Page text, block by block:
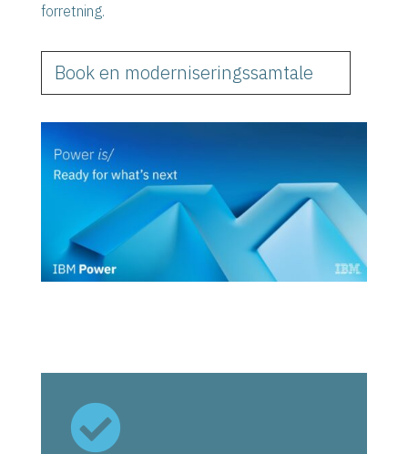
forretning.
Book en moderniseringssamtale
